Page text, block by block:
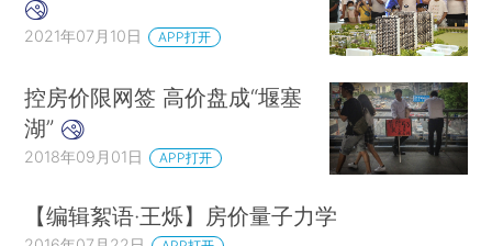
2021年07月10日 APP打开
控房价限网签 高价盘成“堰塞
湖”
2018年09月01日 APP打开
【编辑絮语·王烁】房价量子力学